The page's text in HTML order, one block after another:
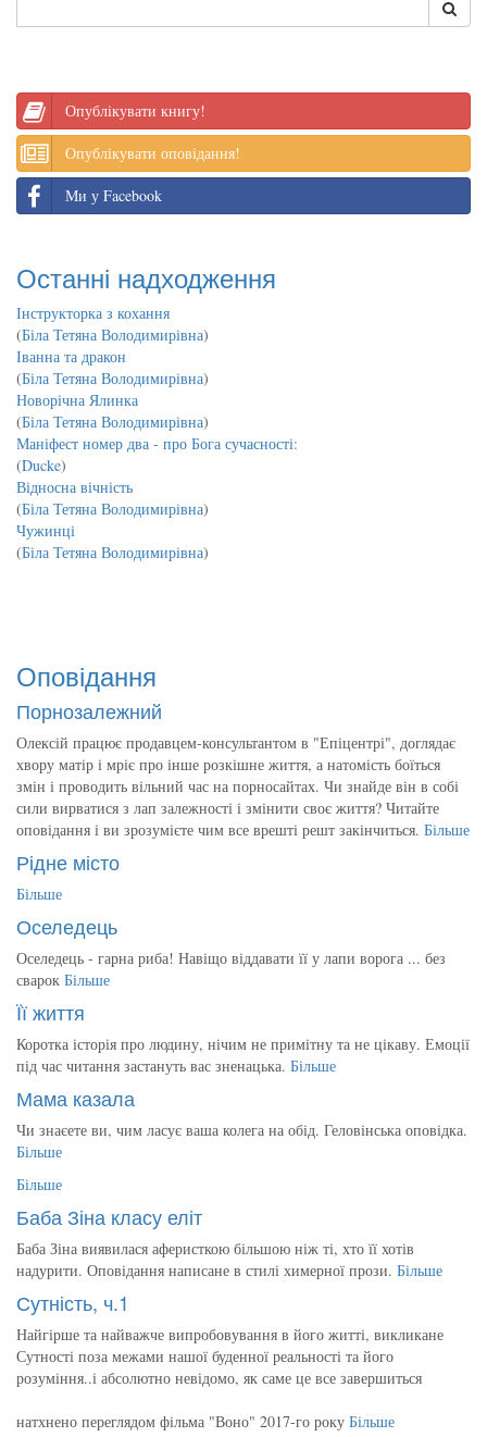
Опублікувати книгу!
Опублікувати оповідання!
Ми у Facebook
Останні надходження
Інструкторка з кохання
(Біла Тетяна Володимирівна)
Іванна та дракон
(Біла Тетяна Володимирівна)
Новорічна Ялинка
(Біла Тетяна Володимирівна)
Маніфест номер два - про Бога сучасності:
(Ducke)
Відносна вічність
(Біла Тетяна Володимирівна)
Чужинці
(Біла Тетяна Володимирівна)
Оповідання
Порнозалежний
Олексій працює продавцем-консультантом в "Епіцентрі", доглядає
хвору матір і мріє про інше розкішне життя, а натомість боїться
змін і проводить вільний час на порносайтах. Чи знайде він в собі
сили вирватися з лап залежності і змінити своє життя? Читайте
оповідання і ви зрозумієте чим все врешті решт закінчиться. Більше
Рідне місто
Більше
Оселедець
Оселедець - гарна риба! Навіщо віддавати її у лапи ворога ... без
сварок Більше
Її життя
Коротка історія про людину, нічим не примітну та не цікаву. Емоції
під час читання застануть вас зненацька. Більше
Мама казала
Чи знаєете ви, чим ласує ваша колега на обід. Геловінська оповідка.
Більше
Більше
Баба Зіна класу еліт
Баба Зіна виявилася аферисткою більшою ніж ті, хто її хотів
надурити. Оповідання написане в стилі химерної прози. Більше
Сутність, ч.1
Найгірше та найважче випробовування в його житті, викликане
Сутності поза межами нашої буденної реальності та його
розуміння..і абсолютно невідомо, як саме це все завершиться
натхнено переглядом фільма "Воно" 2017-го року Більше